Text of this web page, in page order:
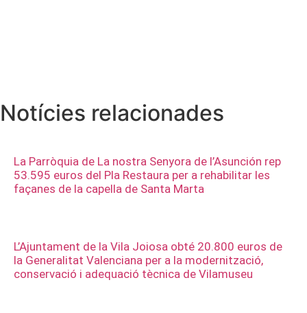
Notícies relacionades
La Parròquia de La nostra Senyora de l’Asunción rep
53.595 euros del Pla Restaura per a rehabilitar les
façanes de la capella de Santa Marta
L’Ajuntament de la Vila Joiosa obté 20.800 euros de
la Generalitat Valenciana per a la modernització,
conservació i adequació tècnica de Vilamuseu